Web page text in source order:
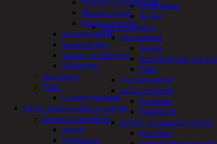
Kuulokkeet
Radiot
Koti ja sisustus
Huonekalut
Kaapit
Kenkätelineet ja
Peilit
Huonetuoksut
Juhlatarvikkeet
Koristelu
Paketointi
Keittiö ja taloustarvikkeet
Aterimet
Oksakoristeet
Tontut ja muut
Joulumakeiset
Joulutekstiilit
Kuuset ja valopuut
Paketointi
Marjastus
Talvi
Lumityövälineet
Kodin elektroniikka ja laitteet
Imurit ja tarvikkeet
Imurit
Pölypussit